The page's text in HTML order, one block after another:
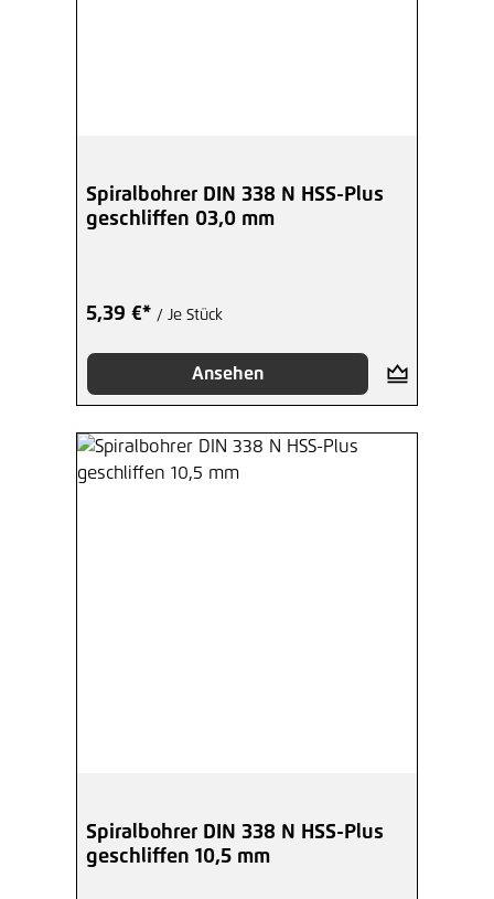
Spiralbohrer DIN 338 N HSS-Plus
geschliffen 03,0 mm
5,39 €* / Je Stück
Ansehen
Spiralbohrer DIN 338 N HSS-Plus
geschliffen 10,5 mm